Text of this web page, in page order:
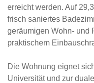
erreicht werden. Auf
frisch saniertes
geräumigen Wohn- und
praktischem
Die Wohnung eignet
Universität und zur